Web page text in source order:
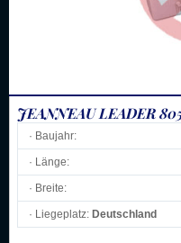
JEANNEAU LEADER
· Baujahr:
· Länge:
· Breite:
· Liegeplatz: Deutschland